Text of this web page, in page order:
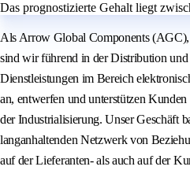
Das prognostizierte Gehalt liegt
Als Arrow Global Components
sind wir führend in der Distribution und
Dienstleistungen im Bereich
an, entwerfen und unterstützen
der Industrialisierung. Unser Geschäft
langanhaltenden Netzwerk von
auf der Lieferanten- als auch auf der